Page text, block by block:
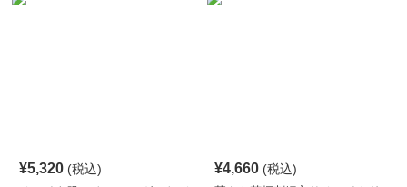
¥5,320 (税込) ¥4,660 (税込)